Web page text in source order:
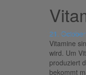
21.
Vitamine
wird. Um
produziert
bekommt